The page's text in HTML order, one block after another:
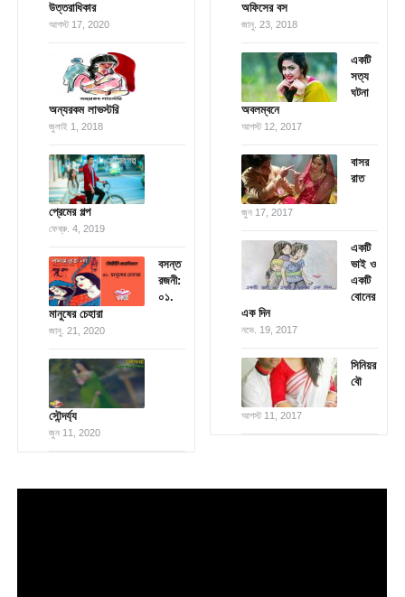
উত্তরাধিকার
আগস্ট 17, 2020
অন্যরকম লাভস্টরি
জুলাই 1, 2018
প্রেমের গল্প
ফেব্রু. 4, 2019
বসন্ত
রজনী:
০১.
মানুষের চেহারা
জানু. 21, 2020
সৌন্দর্য্য
জুন 11, 2020
অফিসের বস
জানু. 23, 2018
একটি
সত্য
ঘটনা
অবলম্বনে
আগস্ট 12, 2017
বাসর
রাত
জুন 17, 2017
একটি
ভাই ও
একটি
বোনের
এক দিন
নভে. 19, 2017
সিনিয়র
বৌ
আগস্ট 11, 2017